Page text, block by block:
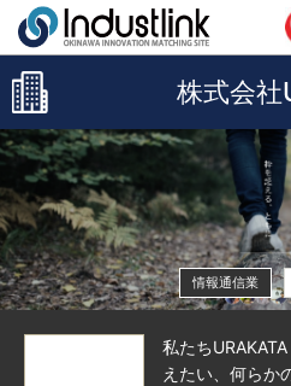
株式会社
情報通信業
私たち
えたい、何らか